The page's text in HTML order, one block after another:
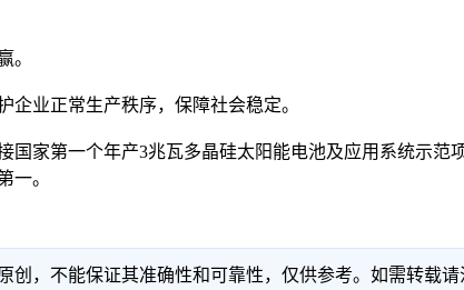
。
业正常生产秩序，保障社会稳定。
家第一个年产3兆瓦多晶硅太阳能电池及应用系统示范
一。
，不能保证其准确性和可靠性，仅供参考。如需转载